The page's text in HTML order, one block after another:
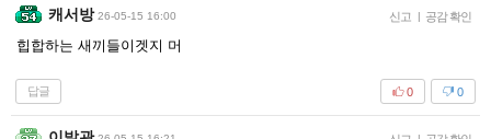
캐서방 26-05-15 16:00 신고 | 공감 확인
힙합하는 새끼들이겟지 머
답글 0
0